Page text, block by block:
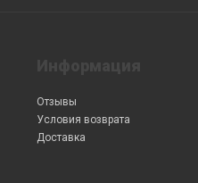
Отзывы
Условия возврата
Доставка